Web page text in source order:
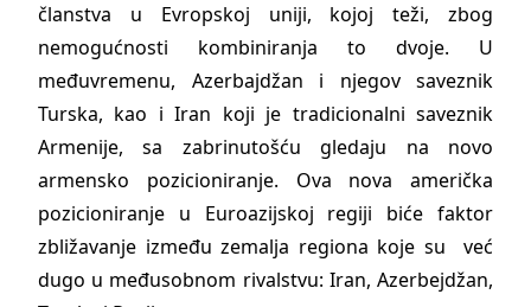
članstva u Evropskoj uniji, kojoj teži, zbog
nemogućnosti kombiniranja to dvoje. U
međuvremenu, Azerbajdžan i njegov saveznik
Turska, kao i Iran koji je tradicionalni saveznik
Armenije, sa zabrinutošću gledaju na novo
armensko pozicioniranje. Ova nova američka
pozicioniranje u Euroazijskoj regiji biće faktor
zbližavanje između zemalja regiona koje su već
dugo u međusobnom rivalstvu: Iran, Azerbejdžan,